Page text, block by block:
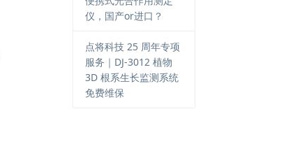
仪，国产or进口？
点将科技 25 周年专项
服务｜DJ-3012 植物
3D 根系生长监测系统
免费维保